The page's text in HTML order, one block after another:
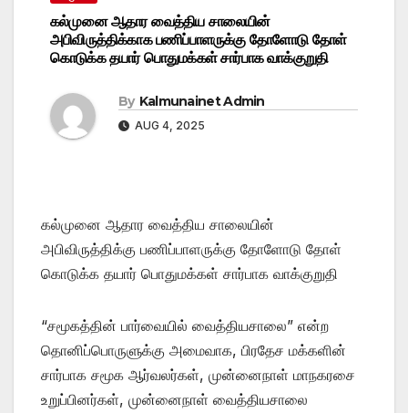
கல்முனை ஆதார வைத்திய சாலையின்
அபிவிருத்திக்காக பணிப்பாளருக்கு தோளோடு தோள்
கொடுக்க தயார் பொதுமக்கள் சார்பாக வாக்குறுதி
By Kalmunainet Admin
AUG 4, 2025
கல்முனை ஆதார வைத்திய சாலையின்
அபிவிருத்திக்கு பணிப்பாளருக்கு தோளோடு தோள்
கொடுக்க தயார் பொதுமக்கள் சார்பாக வாக்குறுதி
“சமூகத்தின் பார்வையில் வைத்தியசாலை” என்ற
தொனிப்பொருளுக்கு அமைவாக, பிரதேச மக்களின்
சார்பாக சமூக ஆர்வலர்கள், முன்னைநாள் மாநகரசை
உறுப்பினர்கள், முன்னைநாள் வைத்தியசாலை